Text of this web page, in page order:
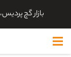
بازار گچ